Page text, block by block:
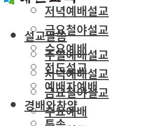
저녁예배설교
금요철야설교
수요예배
전도설교
예배자예배
경배와찬양
설교말씀
주일예배설교
저녁예배설교
금요철야설교
수요예배